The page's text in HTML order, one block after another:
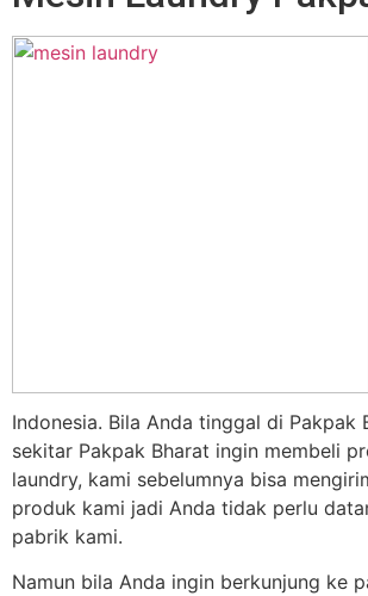
Indonesia. Bila Anda tinggal di Pakpak
sekitar Pakpak Bharat ingin membeli
laundry, kami sebelumnya bisa
produk kami jadi Anda tidak perlu
pabrik kami.
Namun bila Anda ingin berkunjung ke